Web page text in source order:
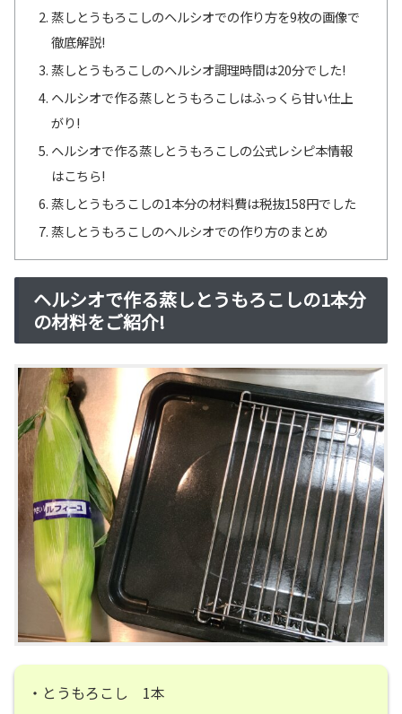
蒸しとうもろこしのヘルシオでの作り方を9枚の画像で
徹底解説!
蒸しとうもろこしのヘルシオ調理時間は20分でした!
ヘルシオで作る蒸しとうもろこしはふっくら甘い仕上
がり!
ヘルシオで作る蒸しとうもろこしの公式レシピ本情報
はこちら!
蒸しとうもろこしの1本分の材料費は税抜158円でした
蒸しとうもろこしのヘルシオでの作り方のまとめ
ヘルシオで作る蒸しとうもろこしの1本分
の材料をご紹介!
・とうもろこし 1本